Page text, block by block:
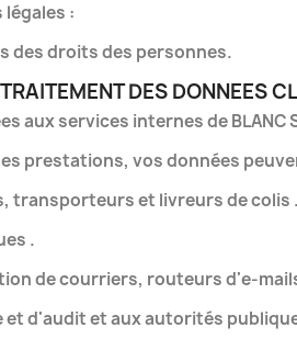
légales :
des droits des personnes.
DES DONNEES
aux services internes de BLANC
prestations, vos données
transporteurs et livreurs de colis .
.
de courriers, routeurs d'e-
et d'audit et aux autorités